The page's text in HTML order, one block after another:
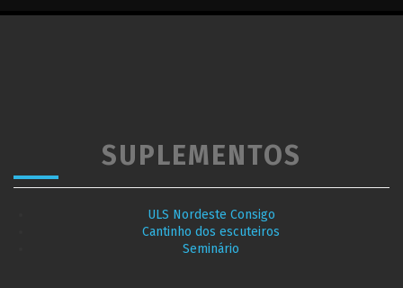
SUPLEMENTOS
ULS Nordeste Consigo
Cantinho dos escuteiros
Seminário